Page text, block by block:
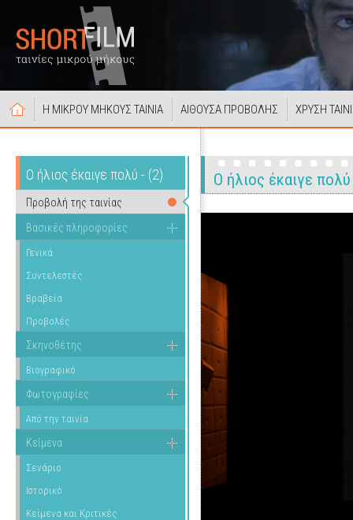
Η ΜΙΚΡΟΥ ΜΗΚΟΥΣ ΤΑΙΝΙΑ ΑΙΘΟΥΣΑ ΠΡΟΒΟΛΗΣ ΧΡΥΣΗ
Ο ήλιος έκαιγε πολύ - (2)
Προβολή της ταινίας
Βασικές πληροφορίες
Γενικά
Συντελεστές
Βραβεία
Προβολές
Σκηνοθέτης
Βιογραφικό
Φωτογραφίες
Από την ταινία
Κείμενα
Σενάριο
Ιστορικό
Κείμενα και Κριτικές
Ο ήλιος έκαιγε